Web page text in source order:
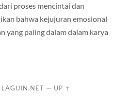
proses mencintai dan
bahwa kejujuran emosional
yang paling dalam dalam karya
LAGUIN.NET — UP ↑